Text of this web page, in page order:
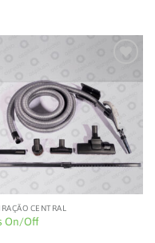
CENTRAL
On/Off